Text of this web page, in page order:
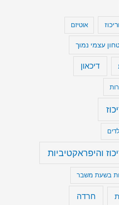
אוטיזם
עצמי נמוך
דיכאון
והיפראקטיביות
בשעת משבר
חרדה